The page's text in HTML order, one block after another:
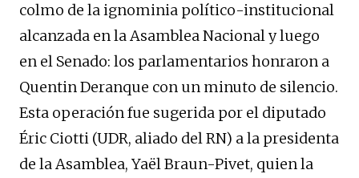
colmo de la ignominia político-institucional
alcanzada en la Asamblea Nacional y luego
en el Senado: los parlamentarios honraron a
Quentin Deranque con un minuto de silencio.
Esta operación fue sugerida por el diputado
Éric Ciotti (UDR, aliado del RN) a la presidenta
de la Asamblea, Yaël Braun-Pivet, quien la